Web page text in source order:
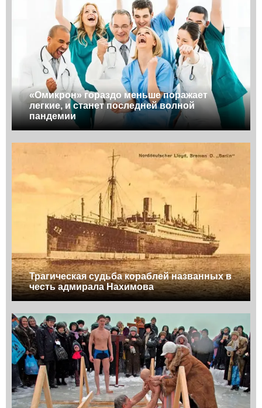
«Омикрон» гораздо меньше поражает
легкие, и станет последней волной
пандемии
Трагическая судьба кораблей названных в
честь адмирала Нахимова